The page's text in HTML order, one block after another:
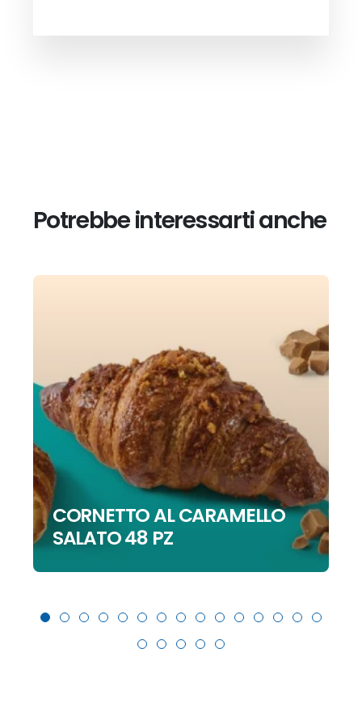
Potrebbe interessarti anche
CORNETTO AL CARAMELLO
SALATO 48 PZ